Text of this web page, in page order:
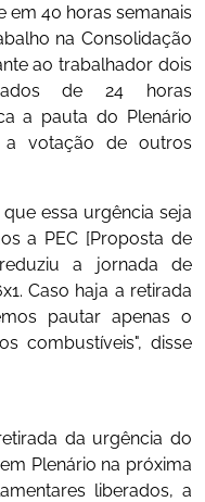
em 40 horas semanais
na Consolidação
ao trabalhador dois
de 24 horas
a pauta do Plenário
votação de outros
essa urgência seja
a PEC [Proposta de
a jornada de
Caso haja a retirada
pautar apenas o
combustíveis", disse
da urgência do
Plenário na próxima
liberados, a